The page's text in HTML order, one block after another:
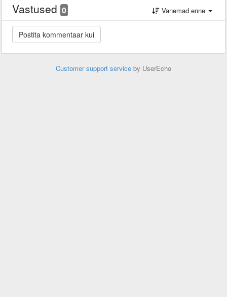
Vastused 0 Vanemad enne
Customer support service by UserEcho